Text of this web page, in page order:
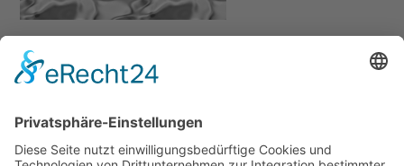
Ich habe die
genommen. Ich stimme zu, dass meine Angaben und Daten
und gespeichert werden.